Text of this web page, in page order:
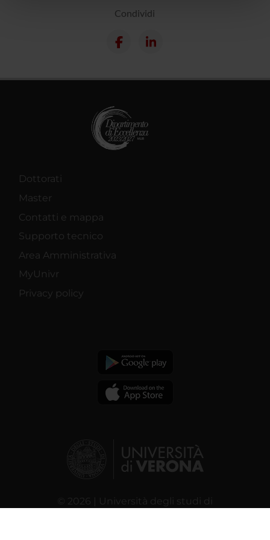
pubblicità e social media, i quali potrebbero combinarle
raccolto dal tuo utilizzo dei loro servizi.
Condividi
Dottorati
Master
Contatti e mappa
Supporto tecnico
Area Amministrativa
MyUnivr
Privacy policy
© 2026 | Università degli studi di